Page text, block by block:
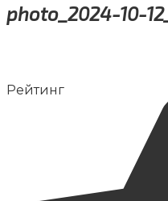
photo_2024-10-
Рейтинг